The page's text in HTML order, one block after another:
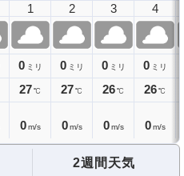
1
0 ミリ
27℃
0 m/s
2
0 ミリ
27℃
0 m/s
3
0 ミリ
26℃
0 m/s
4
0 ミリ
26℃
0 m/s
2週間天気